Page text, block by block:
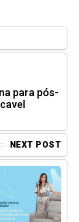
para pós-
NEXT POST